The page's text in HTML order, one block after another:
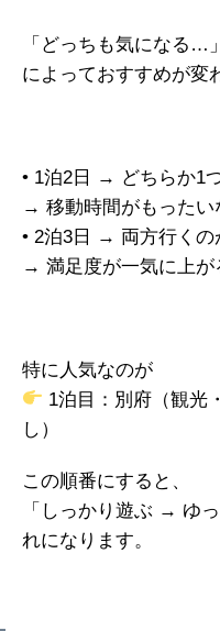
「どっちも気になる…
によっておすすめが変
• 1泊2日 → どちらか1
→ 移動時間がもったい
• 2泊3日 → 両方行くの
→ 満足度が一気に上が
特に人気なのが
1泊目：別府（観光
し）
この順番にすると、
「しっかり遊ぶ → ゆ
れになります。